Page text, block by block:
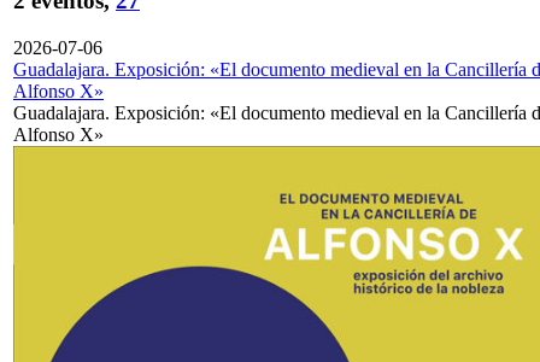
2026-07-06
Guadalajara. Exposición: «El documento medieval en la Cancillería
Alfonso X»
Guadalajara. Exposición: «El documento medieval en la Cancillería
Alfonso X»